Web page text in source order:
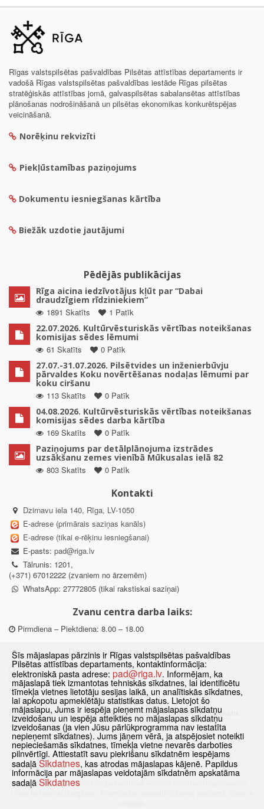
Rīgas valstspilsētas pašvaldības Pilsētas attīstības departaments ir
vadošā Rīgas valstspilsētas pašvaldības iestāde Rīgas pilsētas
stratēģiskās attīstības jomā, galvaspilsētas sabalansētas attīstības
plānošanas nodrošināšanā un pilsētas ekonomikas konkurētspējas
veicināšanā.
Norēķinu rekvizīti
Piekļūstamības paziņojums
Dokumentu iesniegšanas kārtība
Biežāk uzdotie jautājumi
Pēdējās publikācijas
Rīga aicina iedzīvotājus kļūt par “Dabai
draudzīgiem rīdziniekiem”
1891 Skatīts
1 Patīk
22.07.2026. Kultūrvēsturiskās vērtības noteikšanas
komisijas sēdes lēmumi
61 Skatīts
0 Patīk
27.07.-31.07.2026. Pilsētvides un inženierbūvju
pārvaldes Koku novērtēšanas nodaļas lēmumi par
koku ciršanu
113 Skatīts
0 Patīk
04.08.2026. Kultūrvēsturiskās vērtības noteikšanas
komisijas sēdes darba kārtība
169 Skatīts
0 Patīk
Paziņojums par detālplānojuma izstrādes
uzsākšanu zemes vienībā Mūkusalas ielā 82
803 Skatīts
0 Patīk
Kontakti
Dzirnavu iela 140, Rīga, LV-1050
E-adrese (primārais saziņas kanāls)
E-adrese (tikai e-rēķinu iesniegšanai)
E-pasts: pad@riga.lv
Tālrunis: 1201,
(+371) 67012222 (zvaniem no ārzemēm)
WhatsApp: 27772805 (tikai rakstiskai saziņai)
Zvanu centra darba laiks:
Pirmdiena – Piektdiena: 8.00 – 18.00
Departamenta darba laiks:
Pirmdiena, Ceturtdiena: 8.30 – 18.00
Otrdiena, Trešdiena: 8.30 – 17.00
Piektdiena: 8.30 – 15.00
Klātienes konsultācijas pieejamas tikai ar iepriekšēju pierakstu.
Sākums Jaunumi Biežāk uzdotie jautājumi
Lapas karte
Sīkdatnes
Kontakti
© 2021 Rīgas valstspilsētas pašvaldības Pilsētas attīstības departaments.
Šīs mājaslapas pārzinis ir Rīgas valstspilsētas pašvaldības
Pilsētas attīstības departaments, kontaktinformācija:
elektroniskā pasta adrese: pad@riga.lv. Informējam, ka
mājaslapā tiek izmantotas tehniskās sīkdatnes, lai identificētu
tīmekļa vietnes lietotāju sesijas laikā, un analītiskās sīkdatnes,
lai apkopotu apmeklētāju statistikas datus. Lietojot šo
mājaslapu, Jums ir iespēja pieņemt mājaslapas sīkdatņu
izveidošanu un iespēja atteikties no mājaslapas sīkdatņu
izveidošanas (ja vien Jūsu pārlūkprogramma nav iestatīta
nepieņemt sīkdatnes). Jums jāņem vērā, ja atspējosiet noteikti
nepieciešamās sīkdatnes, tīmekļa vietne nevarēs darboties
pilnvērtīgi. Attiestatīt savu piekrišanu sīkdatnēm iespējams
sadaļā Sīkdatnes, kas atrodas mājaslapas kājenē. Papildus
informācija par mājaslapas veidotajām sīkdatnēm apskatāma
sadaļā Sīkdatnes